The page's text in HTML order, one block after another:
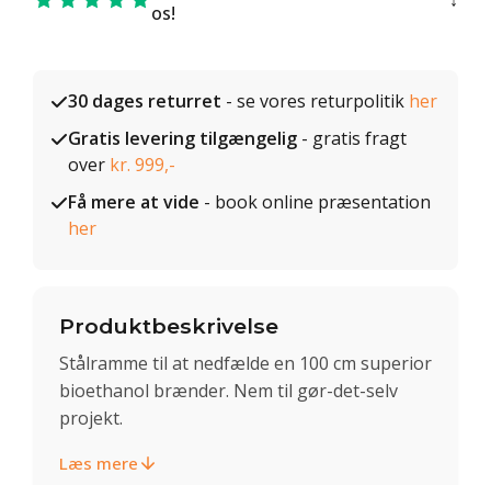
os!
30 dages returret - se vores returpolitik her
Gratis levering tilgængelig - gratis fragt
over kr. 999,-
Få mere at vide - book online præsentation
her
Produktbeskrivelse
Stålramme til at nedfælde en 100 cm superior
bioethanol brænder. Nem til gør-det-selv
projekt.
Læs mere